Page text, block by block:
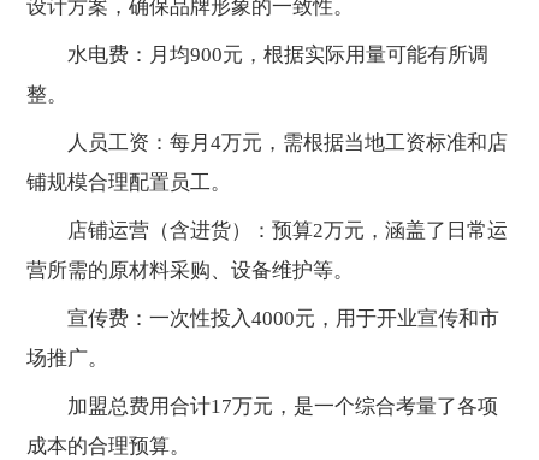
设计方案，确保品牌形象的一致性。
水电费：月均900元，根据实际用量可能有所调
整。
人员工资：每月4万元，需根据当地工资标准和店
铺规模合理配置员工。
店铺运营（含进货）：预算2万元，涵盖了日常运
营所需的原材料采购、设备维护等。
宣传费：一次性投入4000元，用于开业宣传和市
场推广。
加盟总费用合计17万元，是一个综合考量了各项
成本的合理预算。